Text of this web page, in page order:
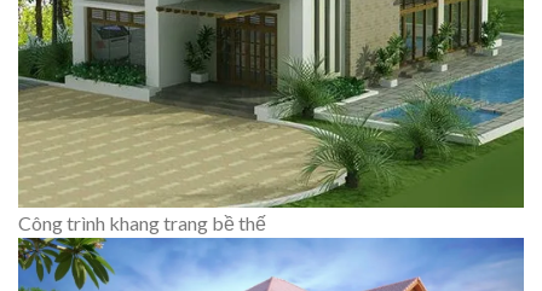
Công trình khang trang bề thế